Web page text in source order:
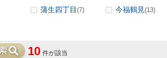
蒲生四丁目 (7) 今福鶴見(13)
10 件が該当